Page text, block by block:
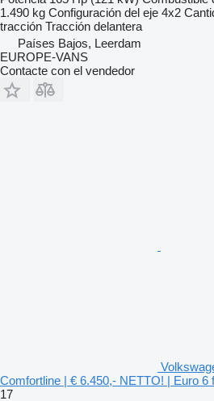
1.490 kg Configuración del eje 4x2
tracción Tracción delantera
Países Bajos, Leerdam
EUROPE-VANS
Contacte con el vendedor
Comfortline | € 6.450,- NETTO! | Euro 6
17